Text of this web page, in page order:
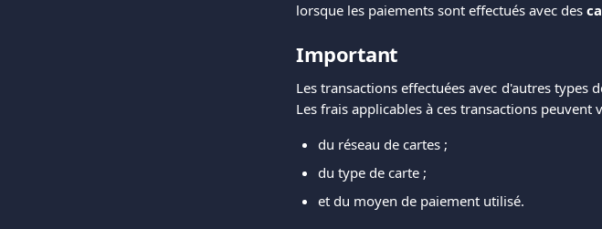
lorsque les paiements sont effectués avec des
Important
Les transactions effectuées avec d'autres
Les frais applicables à ces transactions peuvent
du réseau de cartes ;
du type de carte ;
et du moyen de paiement utilisé.